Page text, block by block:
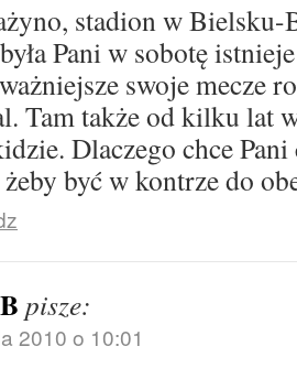
stadion w Bielsku-
Pani w sobotę
swoje mecze
Tam także od kilku lat
Dlaczego chce
być w kontrze do
pisze:
2010 o 10:01